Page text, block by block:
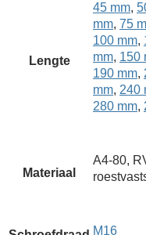
Lengte
45 mm,
mm, 75
100 mm,
mm, 150
190 mm,
mm, 240
280 mm,
Materiaal
A4-80,
M16